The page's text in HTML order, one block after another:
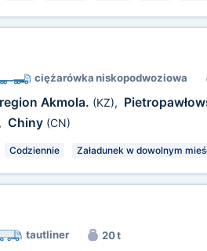
ciężarówka niskopodwoziowa
region Akmola. (KZ),
, Chiny (CN)
Codziennie Załadunek w dowolnym
tautliner 20 t